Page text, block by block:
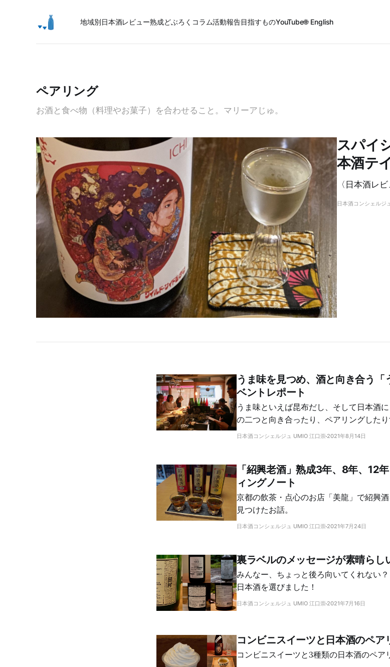
地域別日本酒レビュー熟成どぶろく コラム活動報告目指すものYouTube🌐 English
ペアリング
お酒と食べ物（料理やお菓子）を合わせること。マリーアじゅ。
スパイ
本酒テ
〈日本酒レ
日本酒コンシェルジ
うま味を見つめ、酒と向き合う
ベントレポート
うま味といえば昆布だし、そして日本酒
の二つと向き合ったり、ペアリングした
た。
日本酒コンシェルジュ UMIO 江口崇 2021年8月14日
「紹興老酒」熟成3年、8年、12
ィングノート
京都の飲茶・点心のお店「美龍」で紹興
見つけたお話。
日本酒コンシェルジュ UMIO 江口崇 2021年7月24日
裏ラベルのメッセージが素晴らし
みんなー、ちょっと後ろ向いてくれない
日本酒を選びました！
日本酒コンシェルジュ UMIO 江口崇 2021年7月16日
コンビニスイーツと日本酒のペア
コンビニスイーツと3種類の日本酒のペア